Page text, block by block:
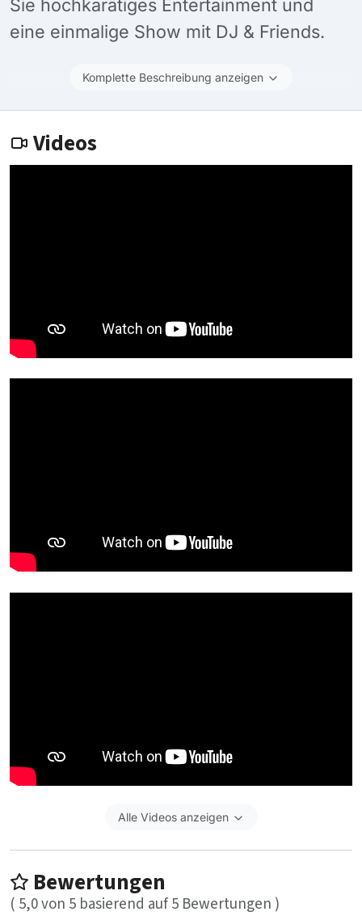
Sie hochkarätiges Entertainment und
eine einmalige Show mit DJ & Friends.
Komplette Beschreibung anzeigen
Videos
Alle Videos anzeigen
Bewertungen
( 5,0von 5 basierend auf5 Bewertungen )